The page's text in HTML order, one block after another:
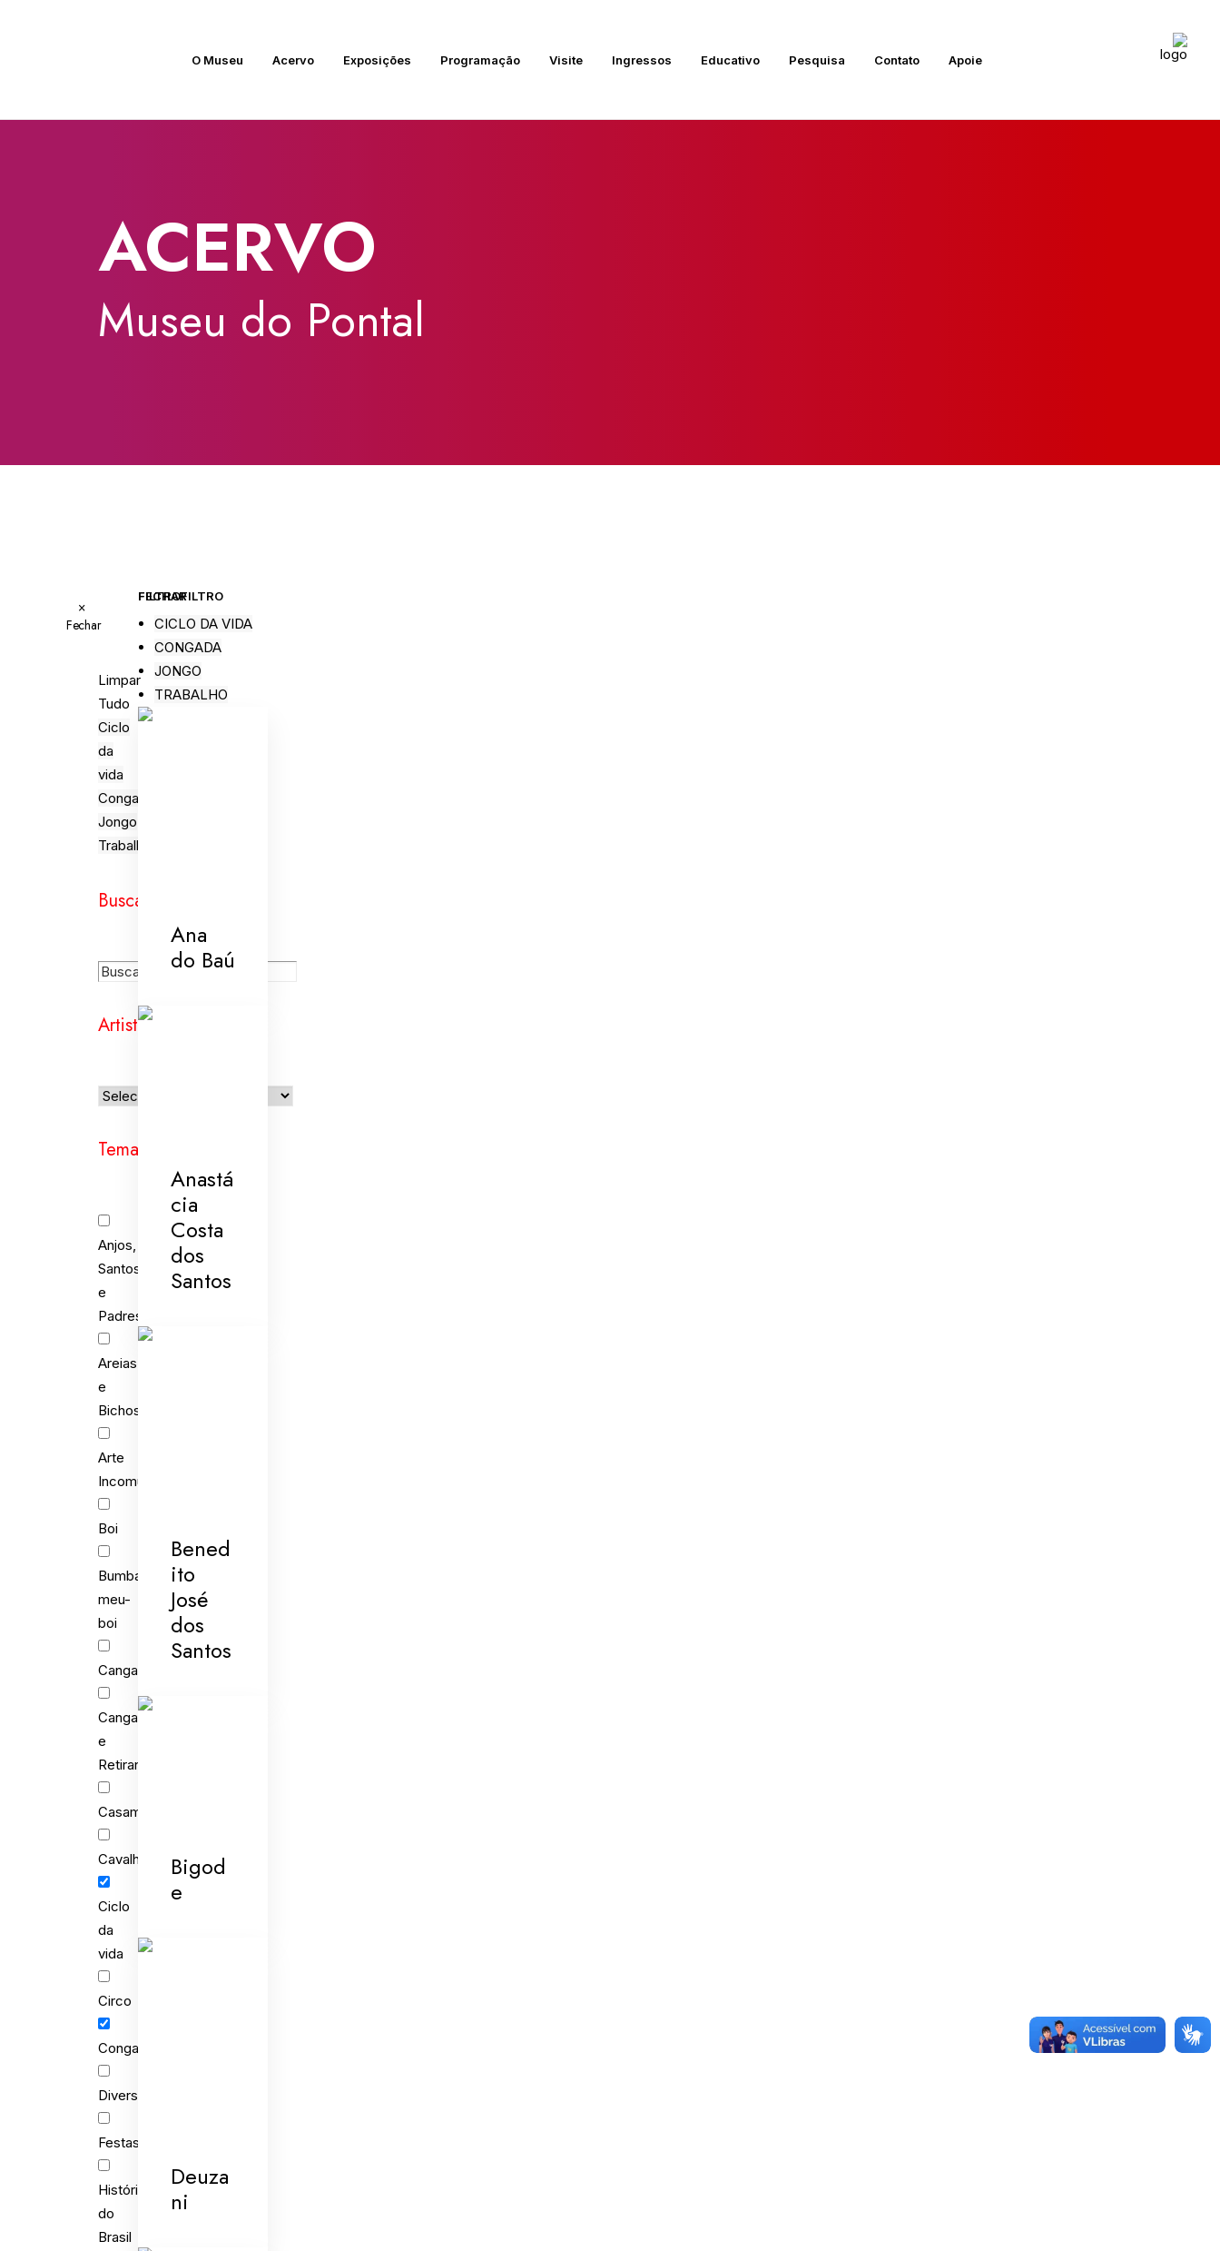
O Museu Acervo Exposições Programação Visite Ingressos Educativo Pesquisa Contato Apoie
ACERVO
Museu do Pontal
×
Fechar
Limpar
Tudo
Ciclo
da
vida
Congada
Jongo
Trabalho
Busca
Artistas
Temas
Anjos,
Santos
e
Padres
Areias
e
Bichos
Arte
Incomum
Boi
Bumba-
meu-
boi
Cangaceiros
Cangaceiros
e
Retirantes
Casamento
Cavalhada
Ciclo
da
vida
Circo
Congada
Diversões
Festas
História
do
Brasil
FECHAR FILTROFILTRO
CICLO DA VIDA
CONGADA
JONGO
TRABALHO
Ana
do Baú
Anastá
cia
Costa
dos
Santos
Bened
ito
José
dos
Santos
Bigod
e
Deuza
ni